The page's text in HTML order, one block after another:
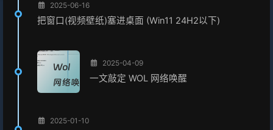
2025-06-16
把窗口(视频壁纸)塞进桌面 (Win11 24H2以下)
2025-04-09
一文敲定 WOL 网络唤醒
2025-01-10